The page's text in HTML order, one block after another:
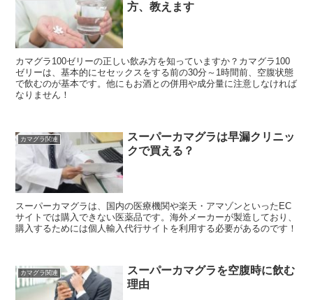
方、教えます
カマグラ100ゼリーの正しい飲み方を知っていますか？カマグラ100
ゼリーは、基本的にセセックスをする前の30分～1時間前、空腹状態
で飲むのが基本です。他にもお酒との併用や成分量に注意しなければ
なりません！
カマグラ関連
スーパーカマグラは早漏クリニッ
クで買える？
スーパーカマグラは、国内の医療機関や楽天・アマゾンといったEC
サイトでは購入できない医薬品です。海外メーカーが製造しており、
購入するためには個人輸入代行サイトを利用する必要があるのです！
カマグラ関連
スーパーカマグラを空腹時に飲む
理由